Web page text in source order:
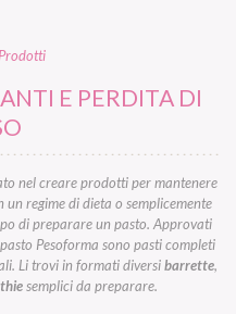
Prodotti
E PERDITA DI
nel creare prodotti per mantenere
regime di dieta o semplicemente
di preparare un pasto. Approvati
Pesoforma sono pasti completi
Li trovi in formati diversibarrette,
semplici da preparare.